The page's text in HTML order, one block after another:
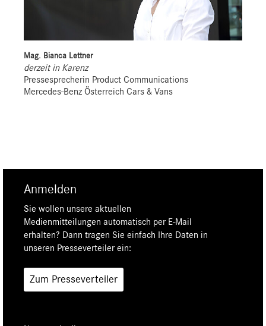
Mag. Bianca Lettner
derzeit in Karenz
Pressesprecherin Product Communications
Mercedes-Benz Österreich Cars & Vans
Anmelden
Sie wollen unsere aktuellen
Medienmitteilungen automatisch per E-Mail
erhalten? Dann tragen Sie einfach Ihre Daten in
unseren Presseverteiler ein:
Zum Presseverteiler